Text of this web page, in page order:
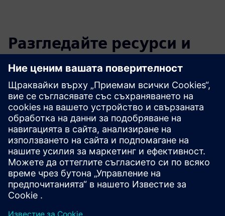
Разгледайте ресурси и
свързани продукти
Допълнителна информация и
ресурси
Допълнителна информация
Предпоставки
Няма